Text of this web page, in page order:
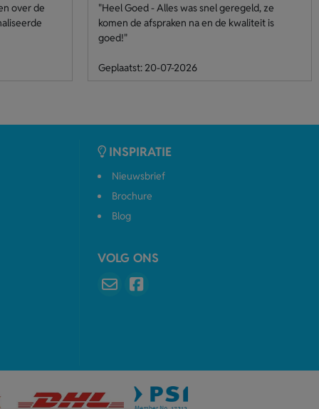
over de
"Heel Goed - Alles was snel geregeld, ze
komen de afspraken na en de kwaliteit is
goed!"
Geplaatst: 20-07-2026
INSPIRATIE
Nieuwsbrief
Brochure
Blog
VOLG ONS